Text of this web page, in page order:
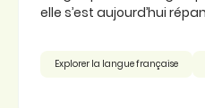
elle s’est aujourd’hui
Explorer la langue française